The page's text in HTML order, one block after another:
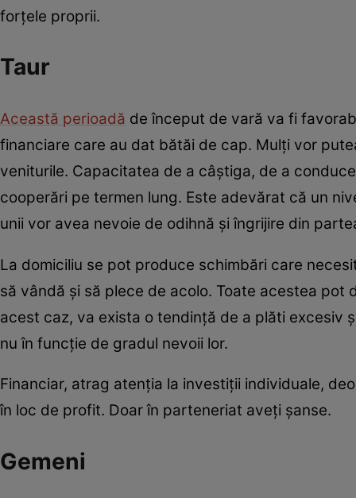
forțele proprii.
Taur
Această perioadă de început de vară va fi
financiare care au dat bătăi de cap. Mulți vor
veniturile. Capacitatea de a câștiga, de a
cooperări pe termen lung. Este adevărat că un
unii vor avea nevoie de odihnă și îngrijire din
La domiciliu se pot produce schimbări care
să vândă și să plece de acolo. Toate acestea
acest caz, va exista o tendință de a plăti excesiv
nu în funcție de gradul nevoii lor.
Financiar, atrag atenția la investiții individuale,
în loc de profit. Doar în parteneriat aveți șanse.
Gemeni